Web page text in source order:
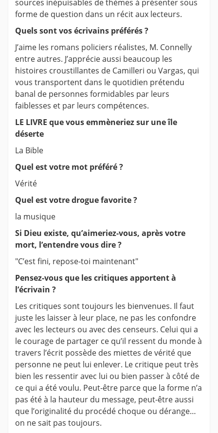
sources inépuisables de thèmes à présenter sous
forme de question dans un récit aux lecteurs.
Quels sont vos écrivains préférés ?
J’aime les romans policiers réalistes, M. Connelly
entre autres. J’apprécie aussi beaucoup les
histoires croustillantes de Camilleri ou Vargas, qui
vous transportent dans le quotidien prétendu
banal de personnes formidables par leurs
faiblesses et par leurs compétences.
LE LIVRE que vous emmèneriez sur une île
déserte
La Bible
Quel est votre mot préféré ?
Vérité
Quel est votre drogue favorite ?
la musique
Si Dieu existe, qu’aimeriez-vous, après votre
mort, l’entendre vous dire ?
"C’est fini, repose-toi maintenant"
Pensez-vous que les critiques apportent à
l’écrivain ?
Les critiques sont toujours les bienvenues. Il faut
juste les laisser à leur place, ne pas les confondre
avec les lecteurs ou avec des censeurs. Celui qui a
le courage de partager ce qu’il ressent du monde à
travers l’écrit possède des miettes de vérité que
personne ne peut lui enlever. Le critique peut très
bien les ressentir avec lui ou bien passer à côté de
ce qui a été voulu. Peut-être parce que la forme n’a
pas été à la hauteur du message, peut-être aussi
que l’originalité du procédé choque ou dérange…
on ne sait pas toujours.